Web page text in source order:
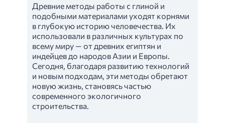
Древние методы работы с глиной и
подобными материалами уходят корнями
в глубокую историю человечества. Их
использовали в различных культурах по
всему миру — от древних египтян и
индейцев до народов Азии и Европы.
Сегодня, благодаря развитию технологий
и новым подходам, эти методы обретают
новую жизнь, становясь частью
современного экологичного
строительства.